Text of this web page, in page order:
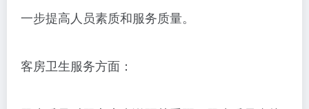
一步提高人员素质和服务质量。
客房卫生服务方面：